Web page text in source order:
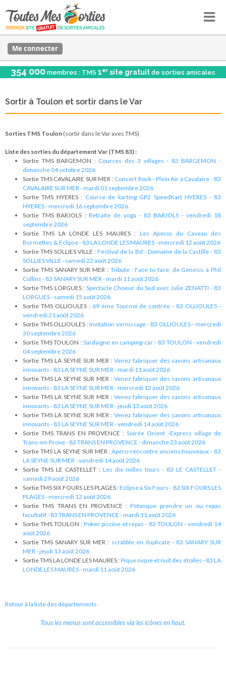
Me connecter
354 000 membres : TMS 1er site gratuit de sorties amicales
Sortir à Toulon et sortir dans le Var
Sorties TMS Toulon (sortir dans le Var avec TMS)
Liste des sorties du département Var (TMS 83) :
Sortie TMS BARGEMON : Courses des 3 villages - 83 BARGEMON -
dimanche 04 octobre 2026
Sortie TMS CAVALAIRE SUR MER : Concert Rock - Plein Air à Cavalaire - 83
CAVALAIRE SUR MER - mardi 01 septembre 2026
Sortie TMS HYERES : Course de karting GP2 SpeedKart HYERES - 83
HYERES - mercredi 16 septembre 2026
Sortie TMS BARJOLS :Retraite de yoga - 83 BARJOLS - vendredi 18
septembre 2026
Sortie TMS LA LONDE LES MAURES : Les Apéros du Caveau des
Bormettes & Eclipse - 83 LA LONDE LES MAURES - mercredi 12 août 2026
Sortie TMS SOLLIES VILLE :Festival de la Bd - Domaine de la Castille - 83
SOLLIES VILLE - samedi 22 août 2026
Sortie TMS SANARY SUR MER : Tribute : Face to face, de Genesis à Phil
Collins - 83 SANARY SUR MER - mardi 11 août 2026
Sortie TMS LORGUES : Spectacle Choeur du Sud avec Julie ZENATTI - 83
LORGUES - samedi 15 août 2026
Sortie TMS OLLIOULES : 69 ème Tournoi de contrée - 83 OLLIOULES -
vendredi 21 août 2026
Sortie TMS OLLIOULES :Invitation vernissage - 83 OLLIOULES - mercredi
30 septembre 2026
Sortie TMS TOULON : Sardaigne en camping-car - 83 TOULON - vendredi
04 septembre 2026
Sortie TMS LA SEYNE SUR MER : Venez fabriquer des savons artisanaux
innovants - 83 LA SEYNE SUR MER - mardi 11 août 2026
Sortie TMS LA SEYNE SUR MER : Venez fabriquer des savons artisanaux
innovants - 83 LA SEYNE SUR MER - mercredi 12 août 2026
Sortie TMS LA SEYNE SUR MER : Venez fabriquer des savons artisanaux
innovants - 83 LA SEYNE SUR MER - jeudi 13 août 2026
Sortie TMS LA SEYNE SUR MER : Venez fabriquer des savons artisanaux
innovants - 83 LA SEYNE SUR MER - vendredi 14 août 2026
Sortie TMS TRANS EN PROVENCE :Soirée Orient -Express village de
Trans-en-Prove - 83 TRANS EN PROVENCE - dimanche 23 août 2026
Sortie TMS LA SEYNE SUR MER :Apéro-rencontre anciens/nouveaux - 83
LA SEYNE SUR MER - vendredi 14 août 2026
Sortie TMS LE CASTELLET : Les dix milles tours - 83 LE CASTELLET -
samedi 29 août 2026
Sortie TMS SIX FOURS LES PLAGES :Eclipse à Six Fours - 83 SIX FOURS LES
PLAGES - mercredi 12 août 2026
Sortie TMS TRANS EN PROVENCE :Pétanque prendre un ou repas
facultatif - 83 TRANS EN PROVENCE - mardi 11 août 2026
Sortie TMS TOULON : Poker piscine et repas - 83 TOULON - vendredi 14
août 2026
Sortie TMS SANARY SUR MER : scrabble en duplicate - 83 SANARY SUR
MER - jeudi 13 août 2026
Sortie TMS LA LONDE LES MAURES :Pique nique et nuit des étoiles - 83 LA
LONDE LES MAURES - mardi 11 août 2026
Retour à la liste des départements
Tous les menus sont accessibles via les icônes en haut.